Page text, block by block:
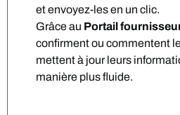
et envoyez-les en un clic.
Grâce au Portail
confirment ou commentent
mettent à jour leurs
manière plus fluide.